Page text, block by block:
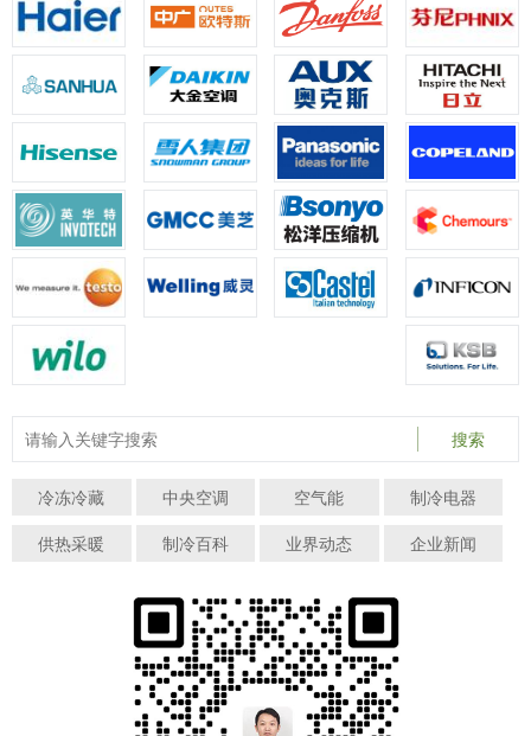
搜索
冷冻冷藏 中央空调 空气能
制冷电器
供热采暖
制冷百科 业界动态 企业新闻